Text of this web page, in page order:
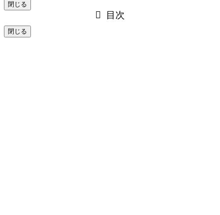
閉じる
目次
閉じる